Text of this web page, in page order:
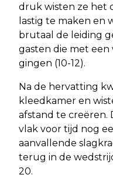
druk wisten ze het
lastig te maken en
brutaal de leiding
gasten die met een
gingen (10-12).
Na de hervatting
kleedkamer en
afstand te creëren.
vlak voor tijd nog
aanvallende
terug in de
20.